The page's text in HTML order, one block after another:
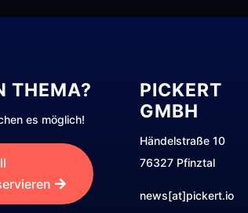
THEMA?
es möglich!
PICKERT
GMBH
Händelstraße 10
76327 Pfinztal
news[at]pickert.io